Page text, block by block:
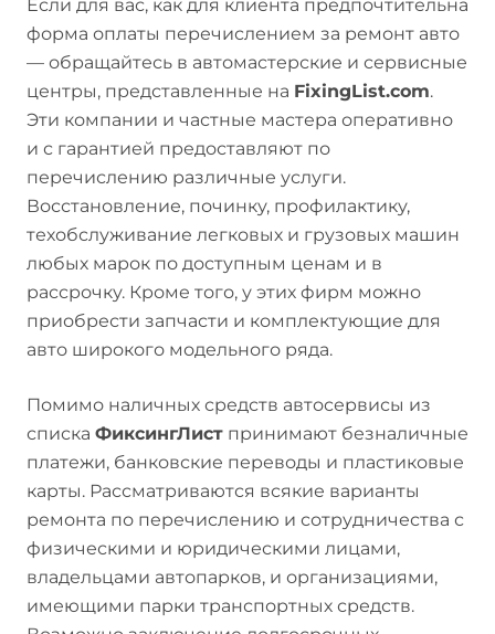
Если для вас, как для клиента предпочтительна
форма оплаты перечислением за ремонт авто
— обращайтесь в автомастерские и сервисные
центры, представленные на FixingList.com.
Эти компании и частные мастера оперативно
и с гарантией предоставляют по
перечислению различные услуги.
Восстановление, починку, профилактику,
техобслуживание легковых и грузовых машин
любых марок по доступным ценам и в
рассрочку. Кроме того, у этих фирм можно
приобрести запчасти и комплектующие для
авто широкого модельного ряда.
Помимо наличных средств автосервисы из
списка ФиксингЛист принимают безналичные
платежи, банковские переводы и пластиковые
карты. Рассматриваются всякие варианты
ремонта по перечислению и сотрудничества с
физическими и юридическими лицами,
владельцами автопарков, и организациями,
имеющими парки транспортных средств.